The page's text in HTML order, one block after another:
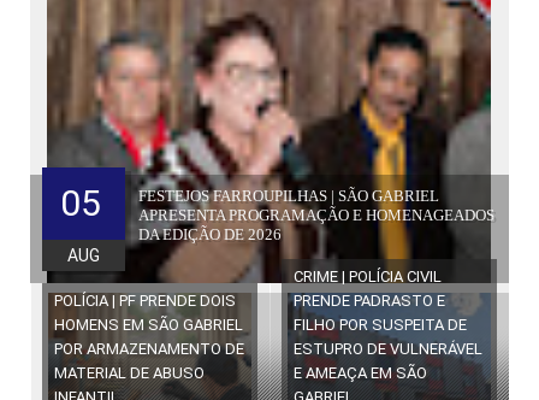
FESTEJOS FARROUPILHAS | SÃO GABRIEL
APRESENTA PROGRAMAÇÃO E HOMENAGEADOS
DA EDIÇÃO DE 2026
05
AUG
POLÍCIA | PF PRENDE DOIS
HOMENS EM SÃO GABRIEL
POR ARMAZENAMENTO DE
MATERIAL DE ABUSO
CRIME | POLÍCIA CIVIL
PRENDE PADRASTO E
FILHO POR SUSPEITA DE
ESTUPRO DE VULNERÁVEL
E AMEAÇA EM SÃO